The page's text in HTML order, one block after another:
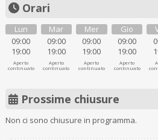
Orari
Lun
09:00
19:00
Aperto
continuato
Mar
09:00
19:00
Aperto
continuato
Mer
09:00
19:00
Aperto
continuato
Gio
09:00
19:00
Aperto
continuato
Prossime chiusure
Non ci sono chiusure in programma.